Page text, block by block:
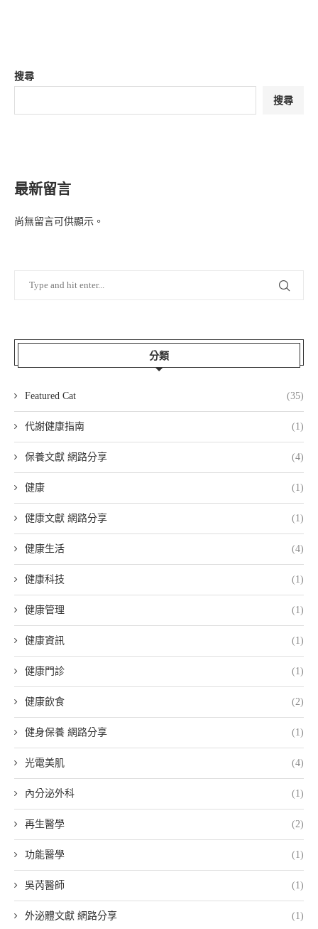
搜尋
搜尋
最新留言
尚無留言可供顯示。
分類
Featured Cat (35)
代謝健康指南 (1)
保養文獻 網路分享 (4)
健康 (1)
健康文獻 網路分享 (1)
健康生活 (4)
健康科技 (1)
健康管理 (1)
健康資訊 (1)
健康門診 (1)
健康飲食 (2)
健身保養 網路分享 (1)
光電美肌 (4)
內分泌外科 (1)
再生醫學 (2)
功能醫學 (1)
吳芮醫師 (1)
外泌體文獻 網路分享 (1)